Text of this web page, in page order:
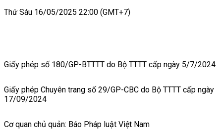
Thứ Sáu 16/05/2025 22:00 (GMT+7)
Giấy phép số 180/GP-BTTTT do Bộ TTTT cấp ngày 5/7/2024
Giấy phép Chuyên trang số 29/GP-CBC do Bộ TTTT cấp ngày
17/09/2024
Cơ quan chủ quản: Báo Pháp luật Việt Nam